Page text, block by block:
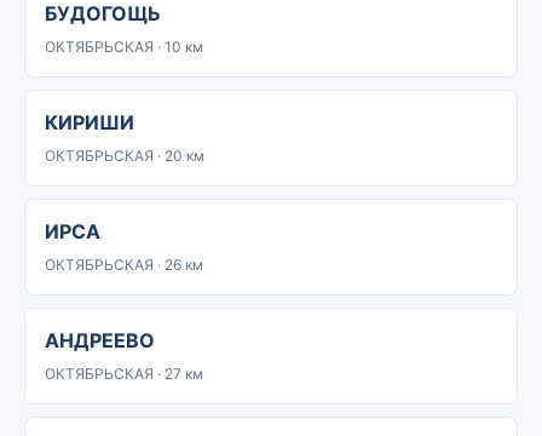
БУДОГОЩЬ
ОКТЯБРЬСКАЯ · 10 км
КИРИШИ
ОКТЯБРЬСКАЯ · 20 км
ИРСА
ОКТЯБРЬСКАЯ · 26 км
АНДРЕЕВО
ОКТЯБРЬСКАЯ · 27 км